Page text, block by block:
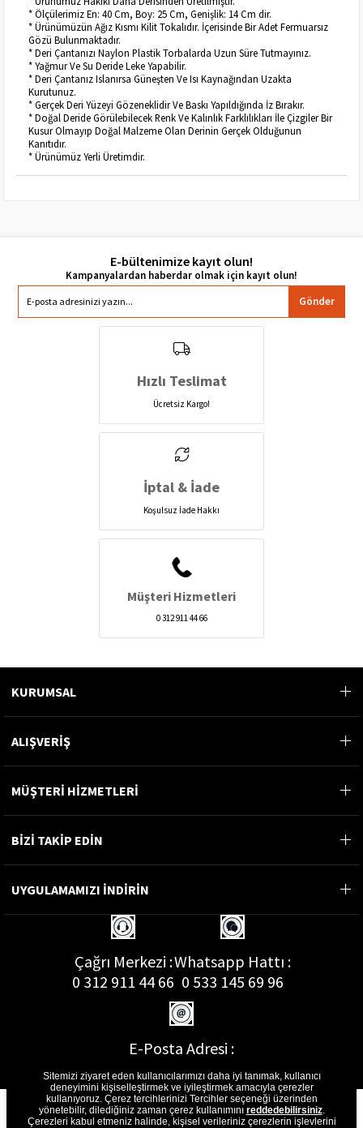
* Ölçülerimiz En: 40 Cm, Boy: 25 Cm, Genişlik: 14 Cm dir.
* Ürünümüzün Ağız Kısmı Kilit Tokalıdır. İçerisinde Bir Adet Fermuarsız
Gözü Bulunmaktadır.
* Deri Çantanızı Naylon Plastik Torbalarda Uzun Süre Tutmayınız.
* Yağmur Ve Su Deride Leke Yapabilir.
* Deri Çantanız Islanırsa Güneşten Ve Isı Kaynağından Uzakta
Kurutunuz.
* Gerçek Deri Yüzeyi Gözeneklidir Ve Baskı Yapıldığında İz Bırakır.
* Doğal Deride Görülebilecek Renk Ve Kalınlık Farklılıkları İle Çizgiler Bir
Kusur Olmayıp Doğal Malzeme Olan Derinin Gerçek Olduğunun
Kanıtıdır.
* Ürünümüz Yerli Üretimdir.
E-bültenimize kayıt olun!
Gönder
Hızlı Teslimat
Ücretsiz Kargo!
İptal & İade
Koşulsuz İade Hakkı
Müşteri Hizmetleri
0 312 911 44 66
KURUMSAL
ALIŞVERİŞ
MÜŞTERİ HİZMETLERİ
BİZİ TAKİP EDİN
UYGULAMAMIZI İNDİRİN
Çağrı Merkezi :
0 312 911 44 66
Whatsapp Hattı :
0 533 145 69 96
E-Posta Adresi :
musterihizmetleri@gon.com.tr
Sitemizi ziyaret eden kullanıcılarımızı daha iyi tanımak, kullanıcı
deneyimini kişiselleştirmek ve iyileştirmek amacıyla çerezler
kullanıyoruz. Çerez tercihlerinizi Tercihler seçeneği üzerinden
yönetebilir, dilediğiniz zaman çerez kullanımını reddedebilirsiniz.
Çerezleri kabul etmeniz halinde, kişisel verileriniz çerezlerin işlevlerini